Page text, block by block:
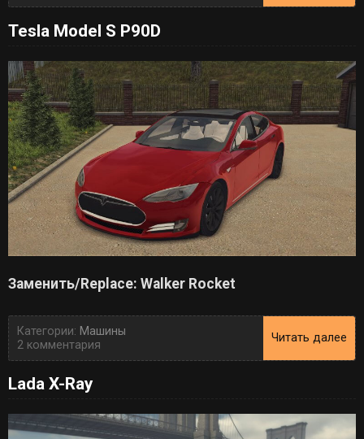
Tesla Model S P90D
Заменить/Replace: Walker Rocket
Категории: Машины
2 комментария
Читать далее
Lada X-Ray